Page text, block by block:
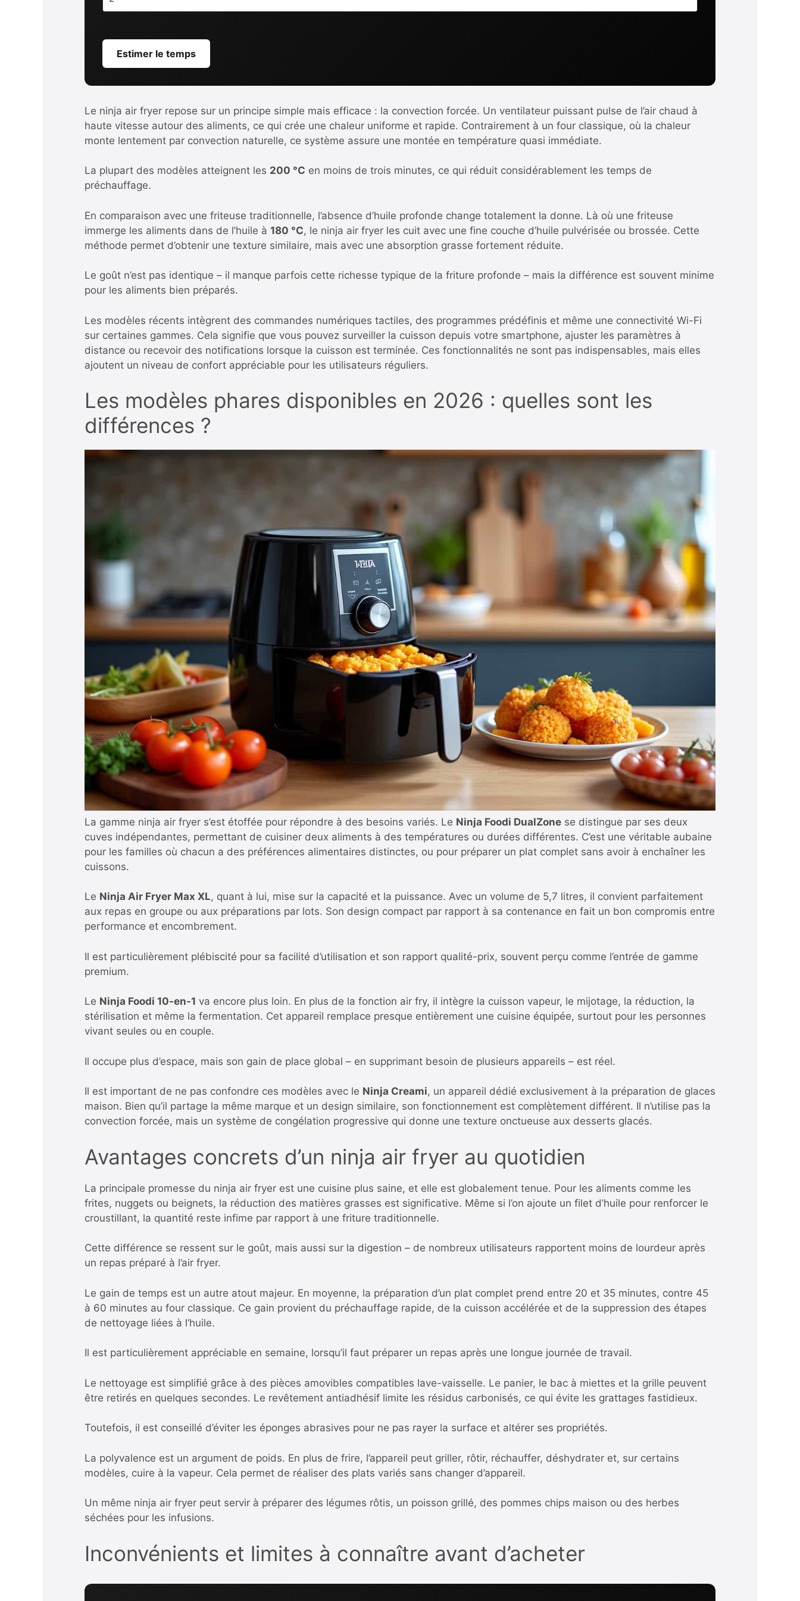
Estimer le temps
Le ninja air fryer repose sur un principe simple mais efficace : la convection forcée. Un ventilateur puissant pulse de l’air chaud à
haute vitesse autour des aliments, ce qui crée une chaleur uniforme et rapide. Contrairement à un four classique, où la chaleur
monte lentement par convection naturelle, ce système assure une montée en température quasi immédiate.
La plupart des modèles atteignent les 200 °C en moins de trois minutes, ce qui réduit considérablement les temps de
préchauffage.
En comparaison avec une friteuse traditionnelle, l’absence d’huile profonde change totalement la donne. Là où une friteuse
immerge les aliments dans de l’huile à 180 °C, le ninja air fryer les cuit avec une fine couche d’huile pulvérisée ou brossée. Cette
méthode permet d’obtenir une texture similaire, mais avec une absorption grasse fortement réduite.
Le goût n’est pas identique – il manque parfois cette richesse typique de la friture profonde – mais la différence est souvent minime
pour les aliments bien préparés.
Les modèles récents intègrent des commandes numériques tactiles, des programmes prédéfinis et même une connectivité Wi-Fi
sur certaines gammes. Cela signifie que vous pouvez surveiller la cuisson depuis votre smartphone, ajuster les paramètres à
distance ou recevoir des notifications lorsque la cuisson est terminée. Ces fonctionnalités ne sont pas indispensables, mais elles
ajoutent un niveau de confort appréciable pour les utilisateurs réguliers.
Les modèles phares disponibles en 2026 : quelles sont les
différences ?
La gamme ninja air fryer s’est étoffée pour répondre à des besoins variés. Le Ninja Foodi DualZone se distingue par ses deux
cuves indépendantes, permettant de cuisiner deux aliments à des températures ou durées différentes. C’est une véritable aubaine
pour les familles où chacun a des préférences alimentaires distinctes, ou pour préparer un plat complet sans avoir à enchaîner les
cuissons.
Le Ninja Air Fryer Max XL, quant à lui, mise sur la capacité et la puissance. Avec un volume de 5,7 litres, il convient parfaitement
aux repas en groupe ou aux préparations par lots. Son design compact par rapport à sa contenance en fait un bon compromis entre
performance et encombrement.
Il est particulièrement plébiscité pour sa facilité d’utilisation et son rapport qualité-prix, souvent perçu comme l’entrée de gamme
premium.
Le Ninja Foodi 10-en-1 va encore plus loin. En plus de la fonction air fry, il intègre la cuisson vapeur, le mijotage, la réduction, la
stérilisation et même la fermentation. Cet appareil remplace presque entièrement une cuisine équipée, surtout pour les personnes
vivant seules ou en couple.
Il occupe plus d’espace, mais son gain de place global – en supprimant besoin de plusieurs appareils – est réel.
Il est important de ne pas confondre ces modèles avec le Ninja Creami, un appareil dédié exclusivement à la préparation de glaces
maison. Bien qu’il partage la même marque et un design similaire, son fonctionnement est complètement différent. Il n’utilise pas la
convection forcée, mais un système de congélation progressive qui donne une texture onctueuse aux desserts glacés.
Avantages concrets d’un ninja air fryer au quotidien
La principale promesse du ninja air fryer est une cuisine plus saine, et elle est globalement tenue. Pour les aliments comme les
frites, nuggets ou beignets, la réduction des matières grasses est significative. Même si l’on ajoute un filet d’huile pour renforcer le
croustillant, la quantité reste infime par rapport à une friture traditionnelle.
Cette différence se ressent sur le goût, mais aussi sur la digestion – de nombreux utilisateurs rapportent moins de lourdeur après
un repas préparé à l’air fryer.
Le gain de temps est un autre atout majeur. En moyenne, la préparation d’un plat complet prend entre 20 et 35 minutes, contre 45
à 60 minutes au four classique. Ce gain provient du préchauffage rapide, de la cuisson accélérée et de la suppression des étapes
de nettoyage liées à l’huile.
Il est particulièrement appréciable en semaine, lorsqu’il faut préparer un repas après une longue journée de travail.
Le nettoyage est simplifié grâce à des pièces amovibles compatibles lave-vaisselle. Le panier, le bac à miettes et la grille peuvent
être retirés en quelques secondes. Le revêtement antiadhésif limite les résidus carbonisés, ce qui évite les grattages fastidieux.
Toutefois, il est conseillé d’éviter les éponges abrasives pour ne pas rayer la surface et altérer ses propriétés.
La polyvalence est un argument de poids. En plus de frire, l’appareil peut griller, rôtir, réchauffer, déshydrater et, sur certains
modèles, cuire à la vapeur. Cela permet de réaliser des plats variés sans changer d’appareil.
Un même ninja air fryer peut servir à préparer des légumes rôtis, un poisson grillé, des pommes chips maison ou des herbes
séchées pour les infusions.
Inconvénients et limites à connaître avant d’acheter